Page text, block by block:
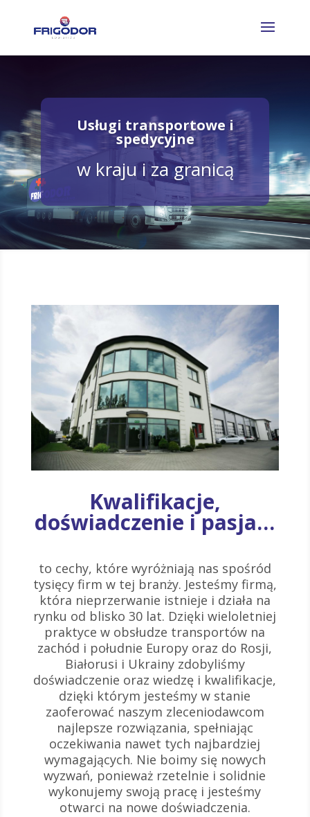
Usługi transportowe i
spedycyjne
w kraju i za granicą
Kwalifikacje,
doświadczenie i pasja…
to cechy, które wyróżniają nas spośród
tysięcy firm w tej branży. Jesteśmy firmą,
która nieprzerwanie istnieje i działa na
rynku od blisko 30 lat. Dzięki wieloletniej
praktyce w obsłudze transportów na
zachód i południe Europy oraz do Rosji,
Białorusi i Ukrainy zdobyliśmy
doświadczenie oraz wiedzę i kwalifikacje,
dzięki którym jesteśmy w stanie
zaoferować naszym zleceniodawcom
najlepsze rozwiązania, spełniając
oczekiwania nawet tych najbardziej
wymagających. Nie boimy się nowych
wyzwań, ponieważ rzetelnie i solidnie
wykonujemy swoją pracę i jesteśmy
otwarci na nowe doświadczenia.